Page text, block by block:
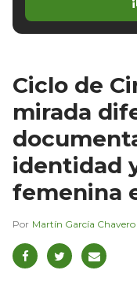
Ciclo de
mirada
identidad
femenina
Martín García Chavero